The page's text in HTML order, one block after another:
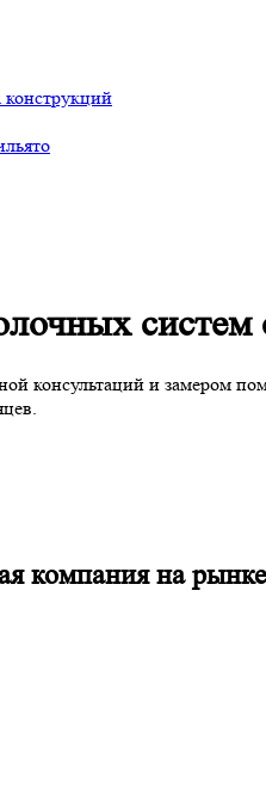
систем
консультаций и замером
компания на